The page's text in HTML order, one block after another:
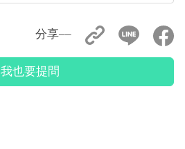
分享––
我也要提問